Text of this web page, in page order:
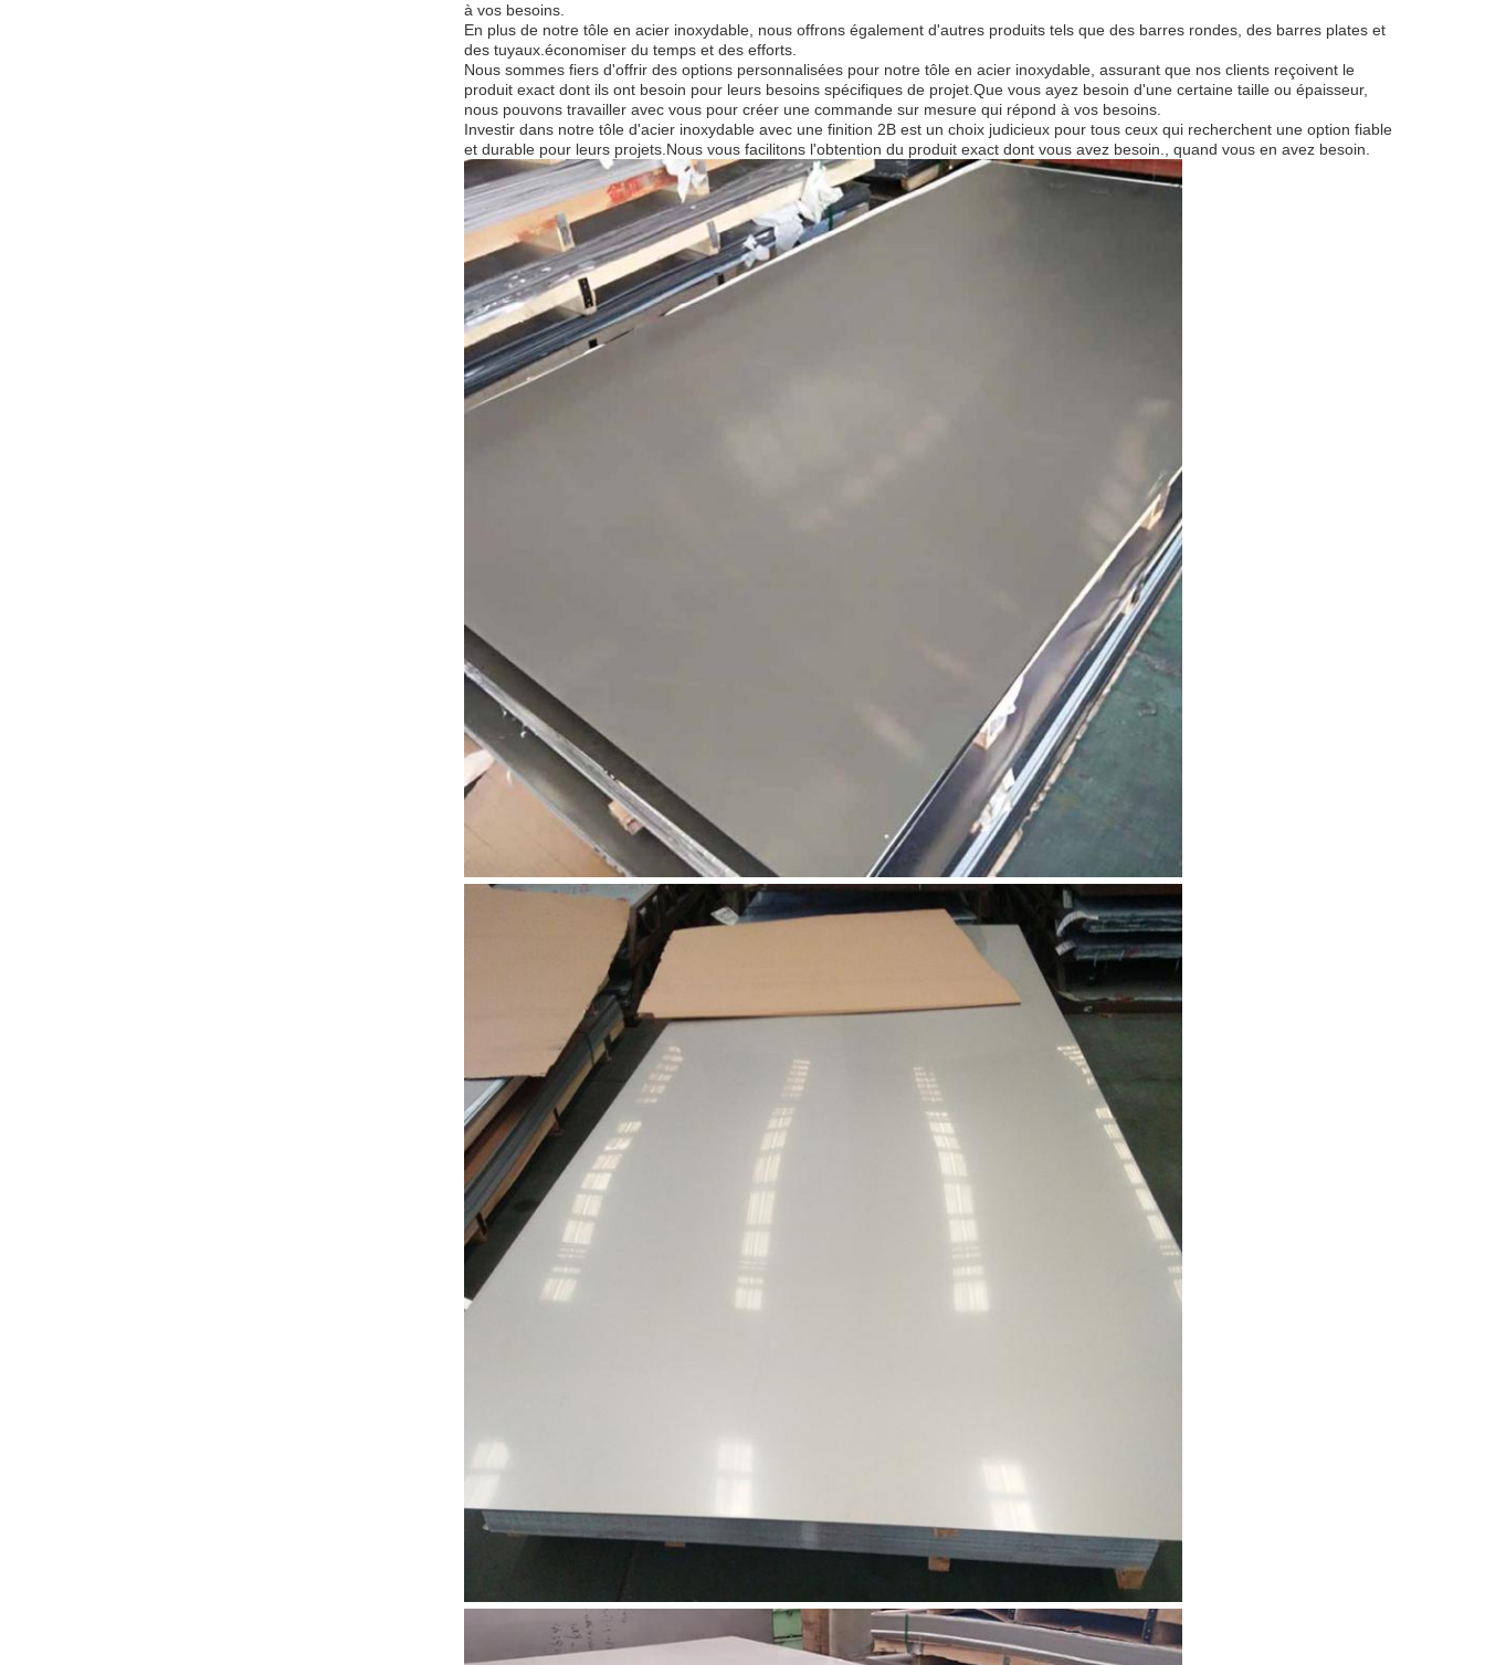
à vos besoins.
En plus de notre tôle en acier inoxydable, nous offrons également d'autres produits tels que des barres rondes, des barres plates et
des tuyaux.économiser du temps et des efforts.
Nous sommes fiers d'offrir des options personnalisées pour notre tôle en acier inoxydable, assurant que nos clients reçoivent le
produit exact dont ils ont besoin pour leurs besoins spécifiques de projet.Que vous ayez besoin d'une certaine taille ou épaisseur,
nous pouvons travailler avec vous pour créer une commande sur mesure qui répond à vos besoins.
Investir dans notre tôle d'acier inoxydable avec une finition 2B est un choix judicieux pour tous ceux qui recherchent une option fiable
et durable pour leurs projets.Nous vous facilitons l'obtention du produit exact dont vous avez besoin., quand vous en avez besoin.